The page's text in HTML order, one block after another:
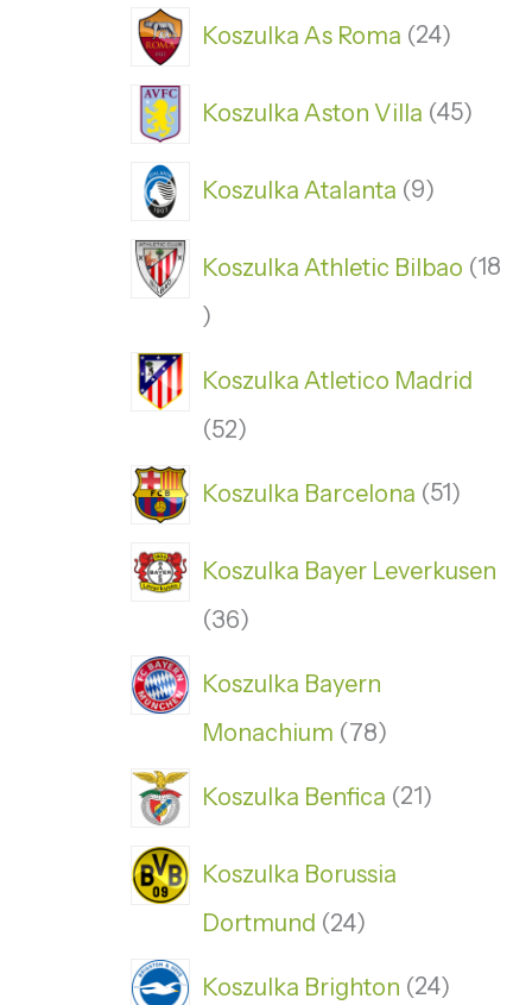
Koszulka As Roma 24
Koszulka Aston Villa 45
Koszulka Atalanta 9
Koszulka Athletic Bilbao 18
Koszulka Atletico Madrid
52
Koszulka Barcelona 51
Koszulka Bayer Leverkusen
36
Koszulka Bayern
Monachium
78
Koszulka Benfica 21
Koszulka Borussia
Dortmund
24
Koszulka Brighton 24